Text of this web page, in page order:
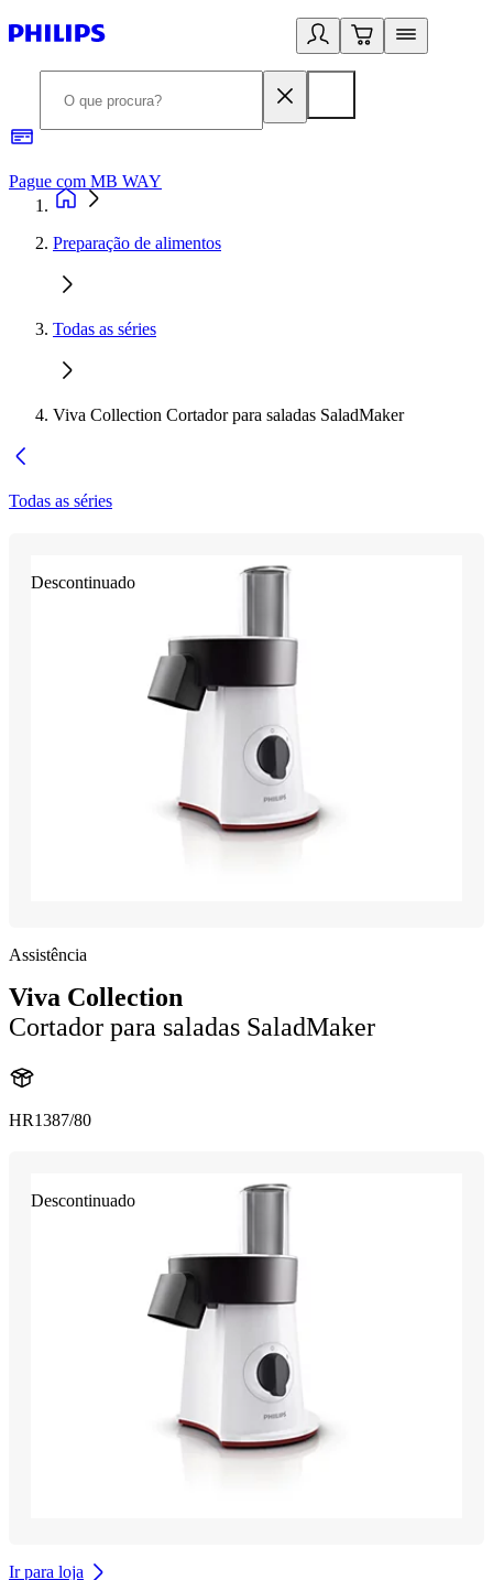
Pague com MB WAY
Preparação de alimentos
Todas as séries
Viva Collection Cortador para saladas SaladMaker
Todas as séries
Descontinuado
Assistência
Viva Collection
Cortador para saladas SaladMaker
HR1387/80
Descontinuado
Ir para loja